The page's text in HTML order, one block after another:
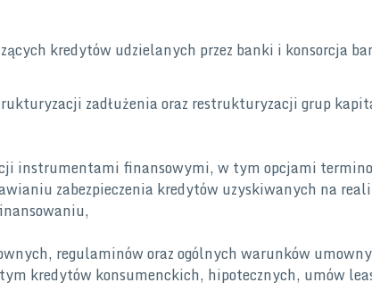
kredytów udzielanych przez banki i konsorcja
zadłużenia oraz restrukturyzacji grup
instrumentami finansowymi, w tym opcjami
zabezpieczenia kredytów uzyskiwanych na
regulaminów oraz ogólnych warunków
kredytów konsumenckich, hipotecznych, umów